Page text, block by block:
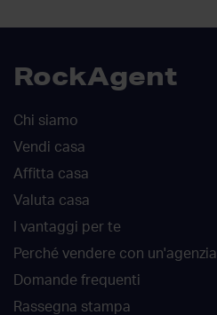
RockAgent
Chi siamo
Vendi casa
Affitta casa
Valuta casa
I vantaggi per te
Perché vendere con un'agenzia
Domande frequenti
Rassegna stampa